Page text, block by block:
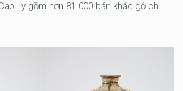
Ly gồm hơn 81.000 bản khắc gỗ ch...